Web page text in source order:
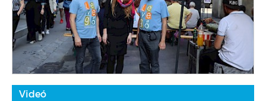
Videó